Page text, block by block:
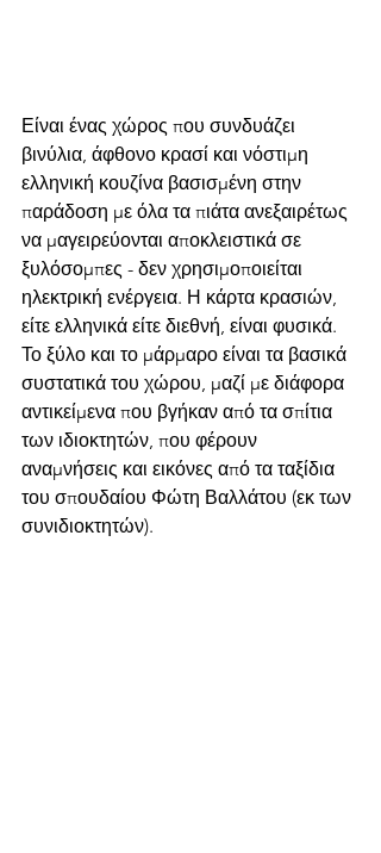
Είναι ένας χώρος που συνδυάζει
βινύλια, άφθονο κρασί και νόστιμη
ελληνική κουζίνα βασισμένη στην
παράδοση με όλα τα πιάτα ανεξαιρέτως
να μαγειρεύονται αποκλειστικά σε
ξυλόσομπες - δεν χρησιμοποιείται
ηλεκτρική ενέργεια. Η κάρτα κρασιών,
είτε ελληνικά είτε διεθνή, είναι φυσικά.
Το ξύλο και το μάρμαρο είναι τα βασικά
συστατικά του χώρου, μαζί με διάφορα
αντικείμενα που βγήκαν από τα σπίτια
των ιδιοκτητών, που φέρουν
αναμνήσεις και εικόνες από τα ταξίδια
του σπουδαίου Φώτη Βαλλάτου (εκ των
συνιδιοκτητών).